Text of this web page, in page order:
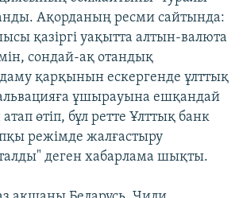
Ақорданың ресми сайтында:
қазіргі уақытта алтын-валюта
сондай-ақ отандық
қарқынын ескергенде ұлттық
ұшырауына ешқандай
өтіп, бұл ретте Ұлттық банк
режімде жалғастыру
деген хабарлама шықты.